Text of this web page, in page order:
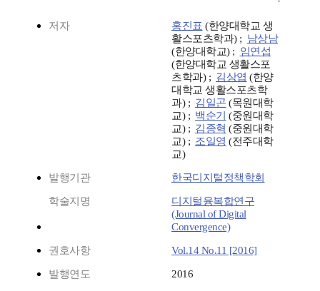
저자 홍진표 (한양대학교 생
활스포츠학과) ; 남상남
(한양대학교) ; 임연섭
(한양대학교 생활스포
츠학과) ; 김상엽 (한양
대학교 생활스포츠학
과) ; 김일곤 (목원대학
교) ; 백순기
(중원대학
교) ; 김종혁 (중원대학
교) ; 조일영 (전주대학
교)
발행기관 한국디지털정책학회
학술지명
디지털융복합연구
(Journal of Digital
Convergence)
권호사항 Vol.14 No.11 [2016]
발행연도 2016